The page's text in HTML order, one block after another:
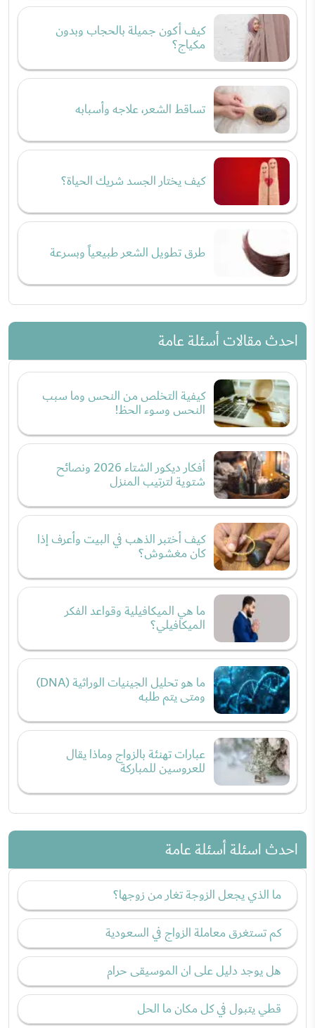
كيف أكون جميلة بالحجاب وبدون
مكياج؟
تساقط الشعر، علاجه وأسبابه
كيف يختار الجسد شريك الحياة؟
طرق تطويل الشعر طبيعياً وبسرعة
احدث مقالات أسئلة عامة
كيفية التخلص من النحس وما سبب
النحس وسوء الحظ!
أفكار ديكور الشتاء 2026 ونصائح
شتوية لترتيب المنزل
كيف أختبر الذهب في البيت وأعرف إذا
كان مغشوش؟
ما هي الميكافيلية وقواعد الفكر
الميكافيلي؟
ما هو تحليل الجينيات الوراثية (DNA)
ومتى يتم طلبه
عبارات تهنئة بالزواج وماذا يقال
للعروسين للمباركة
احدث اسئلة أسئلة عامة
ما الذي يجعل الزوجة تغار من زوجها؟
كم تستغرق معاملة الزواج في السعودية
هل يوجد دليل على ان الموسيقى حرام
قطي يتبول في كل مكان ما الحل